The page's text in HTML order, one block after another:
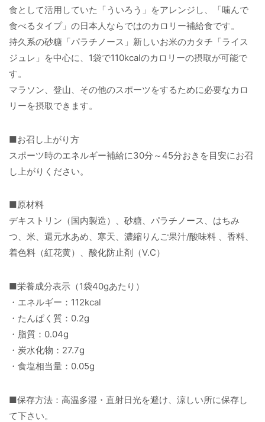
食として活用していた「ういろう」をアレンジし、「噛んで
食べるタイプ」の日本人ならではのカロリー補給食です。
持久系の砂糖「パラチノース」新しいお米のカタチ「ライス
ジュレ」を中心に、1袋で110kcalのカロリーの摂取が可能で
す。
マラソン、登山、その他のスポーツをするために必要なカロ
リーを摂取できます。
■お召し上がり方
スポーツ時のエネルギー補給に30分～45分おきを目安にお召
し上がりください。
■原材料
デキストリン（国内製造）、砂糖、パラチノース、はちみ
つ、米、還元水あめ、寒天、濃縮りんご果汁/酸味料 、香料、
着色料（紅花黄）、酸化防止剤（V.C）
■栄養成分表示（1袋40gあたり）
・エネルギー：112kcal
・たんぱく質：0.2g
・脂質：0.04g
・炭水化物：27.7g
・食塩相当量：0.05g
■保存方法：高温多湿・直射日光を避け、涼しい所に保存し
て下さい。